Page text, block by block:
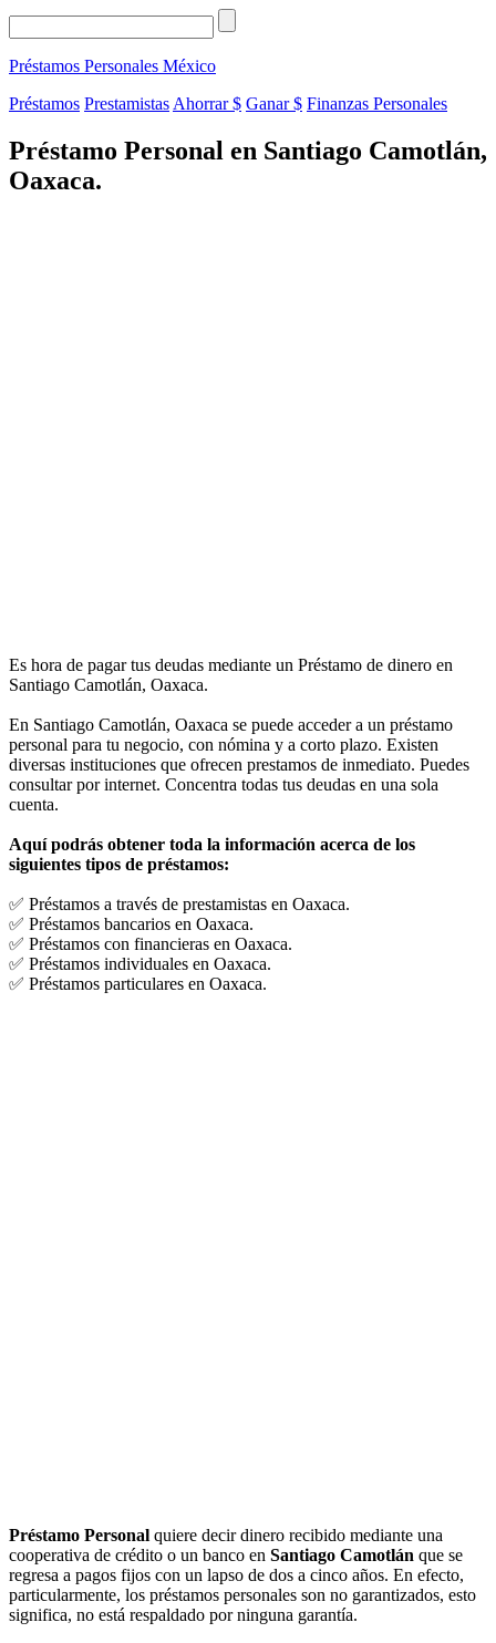
Préstamos Personales México
Préstamos Prestamistas Ahorrar $ Ganar $ Finanzas Personales
Préstamo Personal en Santiago Camotlán,
Oaxaca.
Es hora de pagar tus deudas mediante un Préstamo de dinero en
Santiago Camotlán, Oaxaca.
En Santiago Camotlán, Oaxaca se puede acceder a un préstamo
personal para tu negocio, con nómina y a corto plazo. Existen
diversas instituciones que ofrecen prestamos de inmediato. Puedes
consultar por internet. Concentra todas tus deudas en una sola
cuenta.
Aquí podrás obtener toda la información acerca de los
siguientes tipos de préstamos:
✅ Préstamos a través de prestamistas en Oaxaca.
✅ Préstamos bancarios en Oaxaca.
✅ Préstamos con financieras en Oaxaca.
✅ Préstamos individuales en Oaxaca.
✅ Préstamos particulares en Oaxaca.
Préstamo Personal quiere decir dinero recibido mediante una
cooperativa de crédito o un banco en Santiago Camotlán que se
regresa a pagos fijos con un lapso de dos a cinco años. En efecto,
particularmente, los préstamos personales son no garantizados, esto
significa, no está respaldado por ninguna garantía.